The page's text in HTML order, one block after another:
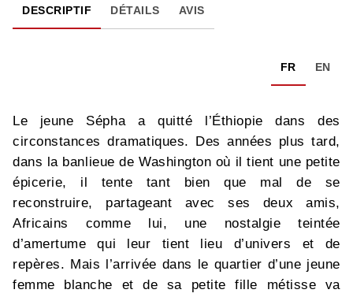
DESCRIPTIF DÉTAILS AVIS
FR EN
Le jeune Sépha a quitté l’Éthiopie dans des
circonstances dramatiques. Des années plus tard,
dans la banlieue de Washington où il tient une petite
épicerie, il tente tant bien que mal de se
reconstruire, partageant avec ses deux amis,
Africains comme lui, une nostalgie teintée
d’amertume qui leur tient lieu d’univers et de
repères. Mais l’arrivée dans le quartier d’une jeune
femme blanche et de sa petite fille métisse va